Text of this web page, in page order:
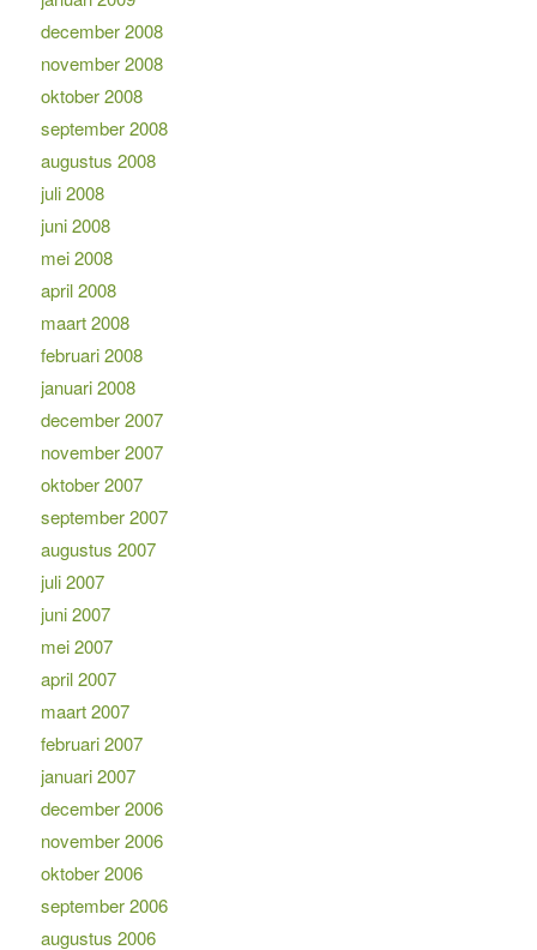
december 2008
november 2008
oktober 2008
september 2008
augustus 2008
juli 2008
juni 2008
mei 2008
april 2008
maart 2008
februari 2008
januari 2008
december 2007
november 2007
oktober 2007
september 2007
augustus 2007
juli 2007
juni 2007
mei 2007
april 2007
maart 2007
februari 2007
januari 2007
december 2006
november 2006
oktober 2006
september 2006
augustus 2006